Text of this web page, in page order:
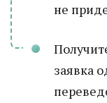
не
заявка